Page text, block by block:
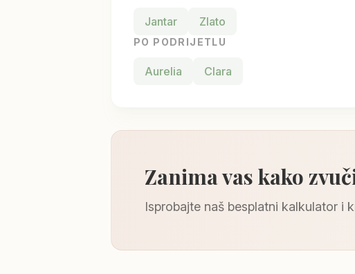
Jantar Zlato
PO PODRIJETLU
Aurelia Clara
Zanima vas kako
Isprobajte naš besplatni kalkulator i